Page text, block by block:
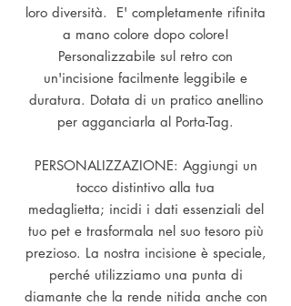
loro diversità. E' completamente rifinita
a mano colore dopo colore!
Personalizzabile sul retro con
un'incisione facilmente leggibile e
duratura. Dotata di un pratico anellino
per agganciarla al Porta-Tag.
PERSONALIZZAZIONE: Aggiungi un
tocco distintivo alla tua
medaglietta; incidi i dati essenziali del
tuo pet e trasformala nel suo tesoro più
prezioso. La nostra incisione è speciale,
perché utilizziamo una punta di
diamante che la rende nitida anche con